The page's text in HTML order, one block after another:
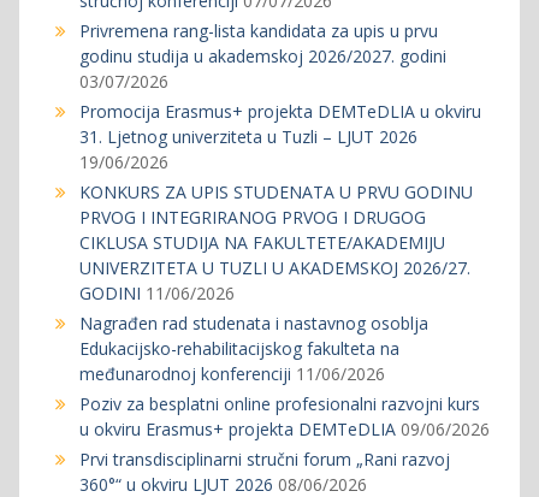
Privremena rang-lista kandidata za upis u prvu
godinu studija u akademskoj 2026/2027. godini
03/07/2026
Promocija Erasmus+ projekta DEMTeDLIA u okviru
31. Ljetnog univerziteta u Tuzli – LJUT 2026
19/06/2026
KONKURS ZA UPIS STUDENATA U PRVU GODINU
PRVOG I INTEGRIRANOG PRVOG I DRUGOG
CIKLUSA STUDIJA NA FAKULTETE/AKADEMIJU
UNIVERZITETA U TUZLI U AKADEMSKOJ 2026/27.
GODINI 11/06/2026
Nagrađen rad studenata i nastavnog osoblja
Edukacijsko-rehabilitacijskog fakulteta na
međunarodnoj konferenciji 11/06/2026
Poziv za besplatni online profesionalni razvojni kurs
u okviru Erasmus+ projekta DEMTeDLIA 09/06/2026
Prvi transdisciplinarni stručni forum „Rani razvoj
360°“ u okviru LJUT 2026 08/06/2026